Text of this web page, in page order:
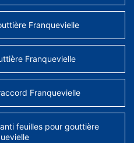
Franquevielle
Franquevielle
Franquevielle
feuilles pour gouttière